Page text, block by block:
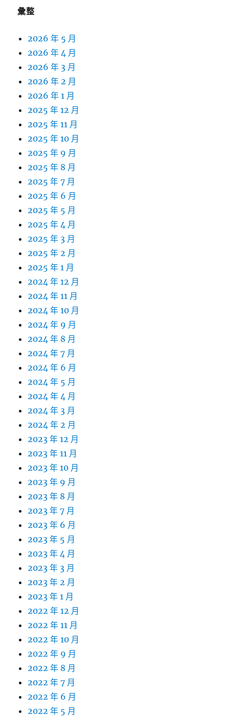
彙整
2026 年 5 月
2026 年 4 月
2026 年 3 月
2026 年 2 月
2026 年 1 月
2025 年 12 月
2025 年 11 月
2025 年 10 月
2025 年 9 月
2025 年 8 月
2025 年 7 月
2025 年 6 月
2025 年 5 月
2025 年 4 月
2025 年 3 月
2025 年 2 月
2025 年 1 月
2024 年 12 月
2024 年 11 月
2024 年 10 月
2024 年 9 月
2024 年 8 月
2024 年 7 月
2024 年 6 月
2024 年 5 月
2024 年 4 月
2024 年 3 月
2024 年 2 月
2023 年 12 月
2023 年 11 月
2023 年 10 月
2023 年 9 月
2023 年 8 月
2023 年 7 月
2023 年 6 月
2023 年 5 月
2023 年 4 月
2023 年 3 月
2023 年 2 月
2023 年 1 月
2022 年 12 月
2022 年 11 月
2022 年 10 月
2022 年 9 月
2022 年 8 月
2022 年 7 月
2022 年 6 月
2022 年 5 月